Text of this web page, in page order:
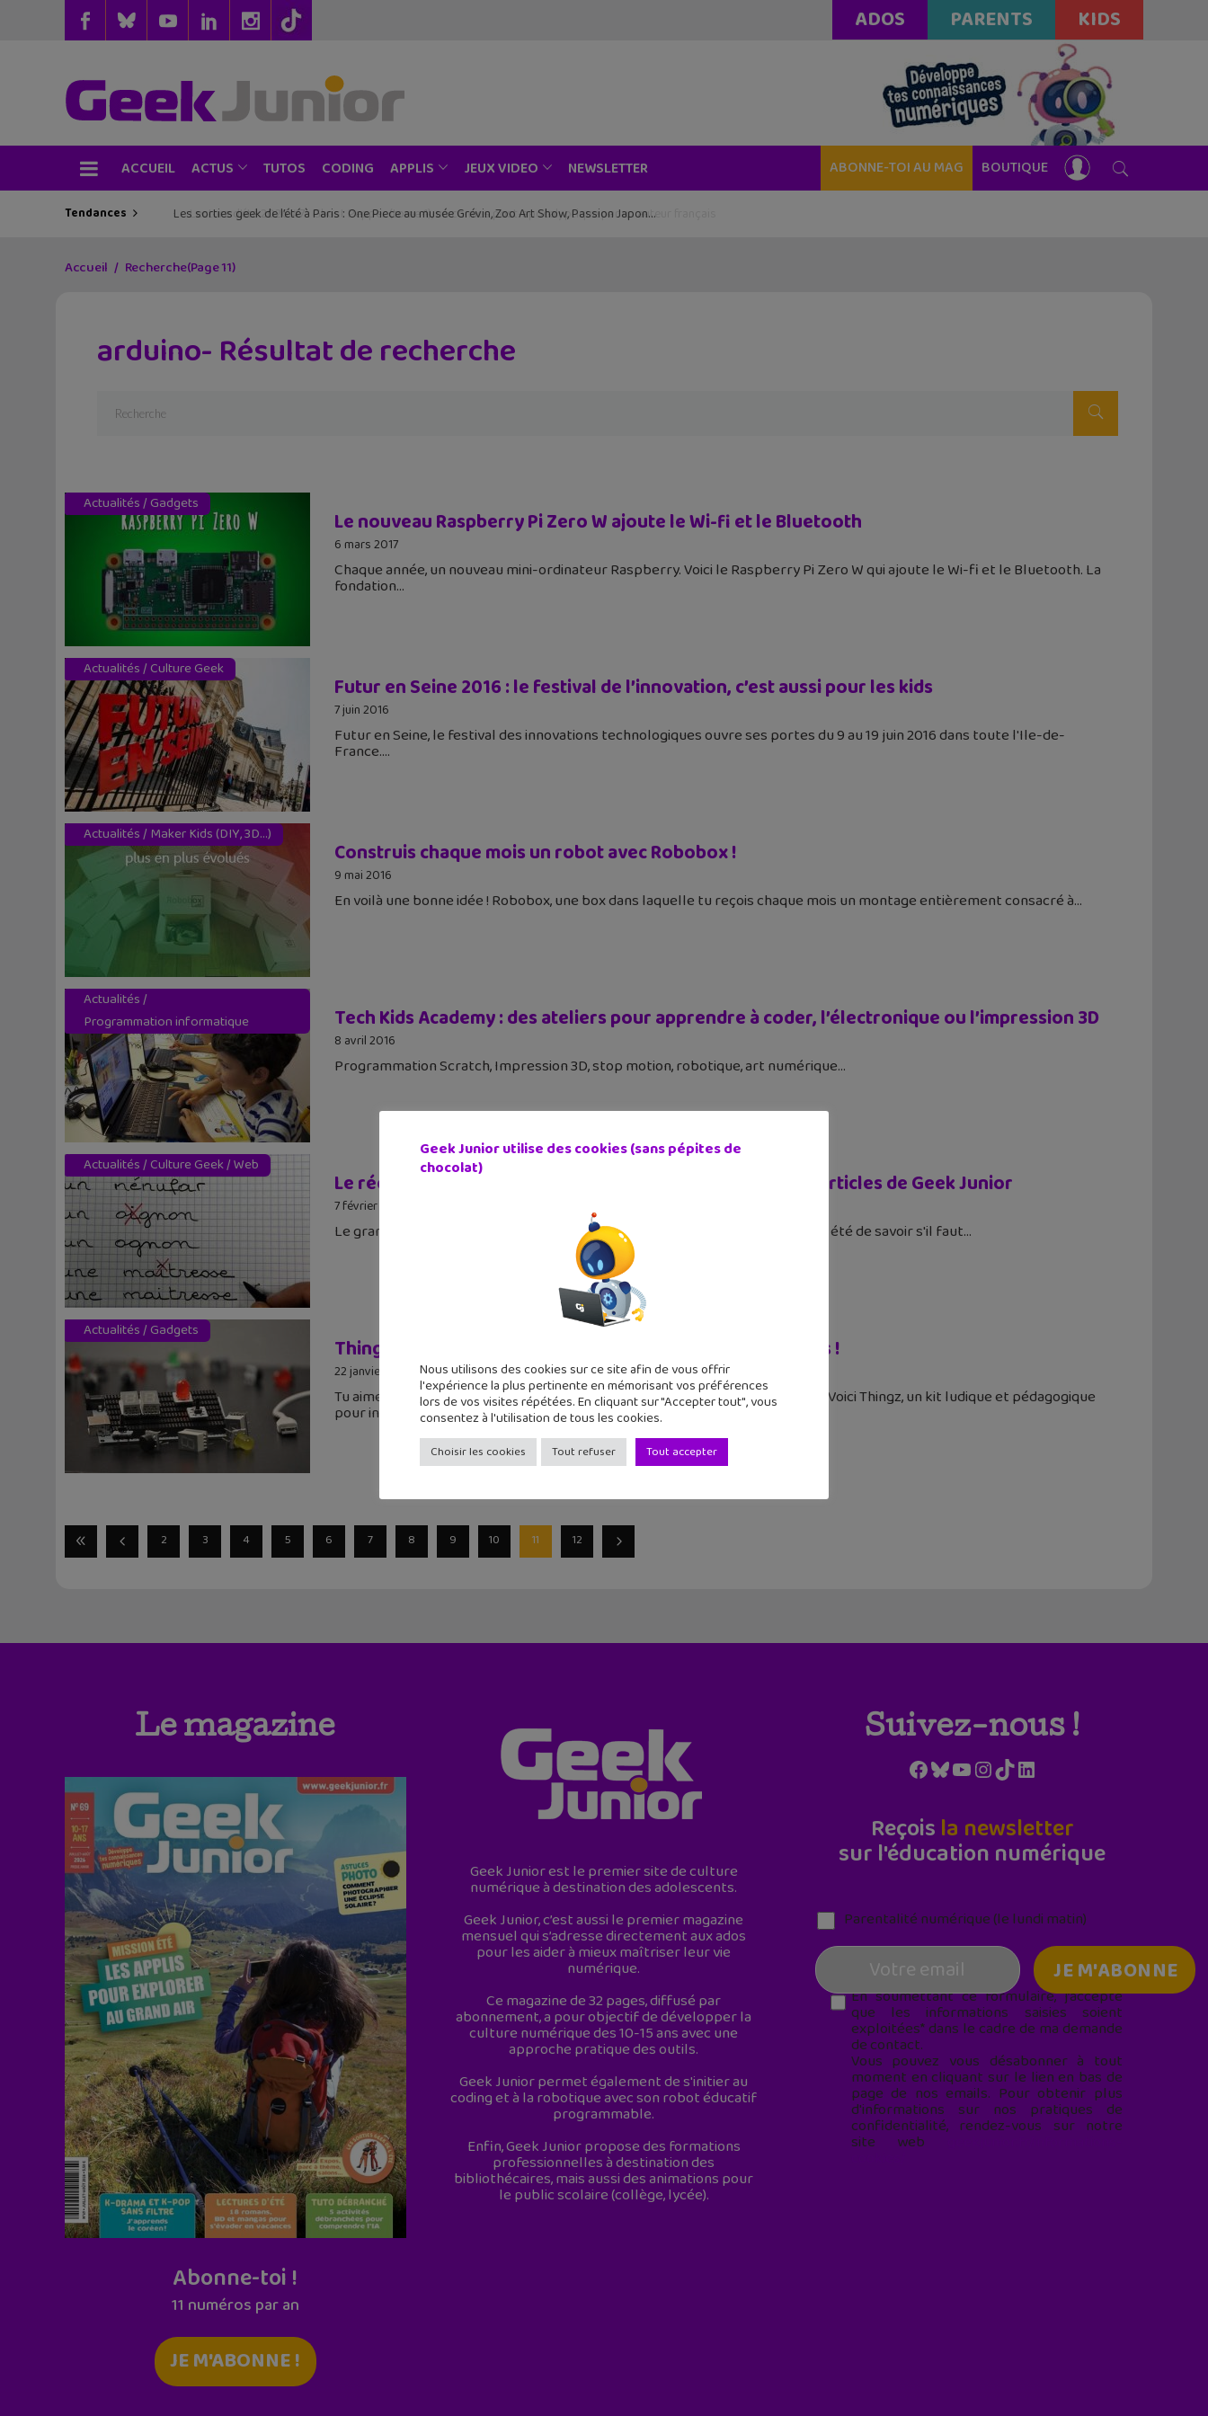
ADOS PARENTS KIDS
ACCUEIL ACTUS TUTOS CODING APPLIS JEUX VIDEO NEWSLETTER ABONNE-TOI AU MAG BOUTIQUE
Tendances Les sorties geek de l’été à Paris : One Piece au musée Grévin, Zoo Art Show, Passion Japon…
Accueil Recherche(Page 11)
arduino- Résultat de recherche
Actualités/ Gadgets
Le nouveau Raspberry Pi Zero W ajoute le Wi-fi et le Bluetooth
6 mars 2017
Chaque année, un nouveau mini-ordinateur Raspberry. Voici le Raspberry Pi Zero W qui ajoute le Wi-fi et le Bluetooth. La
fondation
Actualités/ Culture Geek
Futur en Seine 2016 : le festival de l’innovation, c’est aussi pour les kids
7 juin 2016
Futur en Seine, le festival des innovations technologiques ouvre ses portes du 9 au 19 juin 2016 dans toute l'Ile-de-
France.
Actualités/ Maker Kids (DIY, 3D...)
Construis chaque mois un robot avec Robobox !
9 mai 2016
En voilà une bonne idée ! Robobox, une box dans laquelle tu reçois chaque mois un montage entièrement consacré à
Actualités/
Programmation informatique
Tech Kids Academy : des ateliers pour apprendre à coder, l’électronique ou l’impression 3D
8 avril 2016
Programmation Scratch, Impression 3D, stop motion, robotique, art numérique
Actualités/ Culture Geek/Web
Le récap de la semaine : Dofus, Snapchat, Tribe… Tous les articles de Geek Junior
7 février 2016
Le grand débat de la semaine, qui a passionné les médias et la twittosphère, a été de savoir s'il faut
Actualités/ Gadgets
Thingz : créer des objects électroniques comme des LEGOs !
22 janvier 2016
Tu aimes bricoler, l'électronique te fascine et la programmation t'intéresse ? Voici Thingz, un kit ludique et pédagogique
pour inventer
2 3 4 5 6 7 8 9 10 11 12
Le magazine
Abonne-toi !
11 numéros par an
JE M'ABONNE !
Geek Junior est le premier site de culture
numérique à destination des adolescents.
Geek Junior, c’est aussi le premier magazine
mensuel qui s’adresse directement aux ados
pour les aider à mieux maîtriser leur vie
numérique.
Ce magazine de 32 pages, diffusé par
abonnement, a pour objectif de développer la
culture numérique des 10-15 ans avec une
approche pratique des outils.
Geek Junior permet également de s'initier au
coding et à la robotique avec son robot éducatif
programmable.
Enfin, Geek Junior propose des formations
professionnelles à destination des
bibliothécaires, mais aussi des animations pour
le public scolaire (collège, lycée).
Suivez-nous !
Facebook
Bluesky
YouTube
Instagram
TikTokLinkedIn
Reçois la newsletter
sur l'éducation numérique
Parentalité numérique (le lundi matin)
En soumettant ce formulaire, j’accepte
que les informations saisies soient
exploitées* dans le cadre de ma demande
de contact.
Vous pouvez vous désabonner à tout
moment en cliquant sur le lien en bas de
page de nos emails. Pour obtenir plus
d'informations sur nos pratiques de
confidentialité, rendez-vous sur notre
site web
Geek Junior utilise des cookies (sans pépites de
chocolat)
Nous utilisons des cookies sur ce site afin de vous offrir
l'expérience la plus pertinente en mémorisant vos préférences
lors de vos visites répétées. En cliquant sur "Accepter tout", vous
consentez à l'utilisation de tous les cookies.
Choisir les cookies Tout refuser Tout accepter